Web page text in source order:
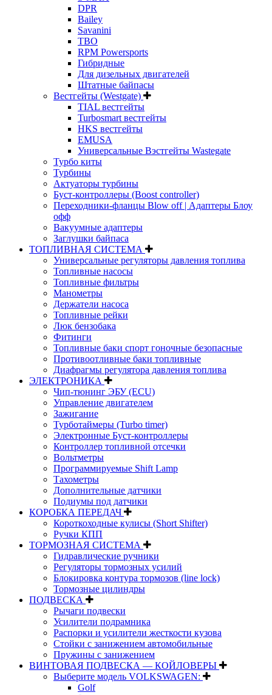
DPR
Bailey
Savanini
TBO
RPM Powersports
Гибридные
Для дизельных двигателей
Штатные байпасы
Вестгейты (Westgate)
TIAL вестгейты
Turbosmart вестгейты
HKS вестгейты
EMUSA
Универсальные Вэстгейты Wastegate
Турбо киты
Турбины
Актуаторы турбины
Буст-контроллеры (Boost controller)
Переходники-фланцы Blow off | Адаптеры Блоу
офф
Вакуумные адаптеры
Заглушки байпаса
ТОПЛИВНАЯ СИСТЕМА
Универсальные регуляторы давления топлива
Топливные насосы
Топливные фильтры
Манометры
Держатели насоса
Топливные рейки
Люк бензобака
Фитинги
Топливные баки спорт гоночные безопасные
Противоотливные баки топливные
Диафрагмы регулятора давления топлива
ЭЛЕКТРОНИКА
Чип-тюнинг ЭБУ (ECU)
Управление двигателем
Зажигание
Турботаймеры (Turbo timer)
Электронные Буст-контроллеры
Контроллер топливной отсечки
Вольтметры
Программируемые Shift Lamp
Тахометры
Дополнительные датчики
Подиумы под датчики
КОРОБКА ПЕРЕДАЧ
Короткоходные кулисы (Short Shifter)
Ручки КПП
ТОРМОЗНАЯ СИСТЕМА
Гидравлические ручники
Регуляторы тормозных усилий
Блокировка контура тормозов (line lock)
Тормозные цилиндры
ПОДВЕСКА
Рычаги подвески
Усилители подрамника
Распорки и усилители жесткости кузова
Стойки с занижением автомобильные
Пружины с занижением
ВИНТОВАЯ ПОДВЕСКА — КОЙЛОВЕРЫ
Выберите модель VOLKSWAGEN:
Golf